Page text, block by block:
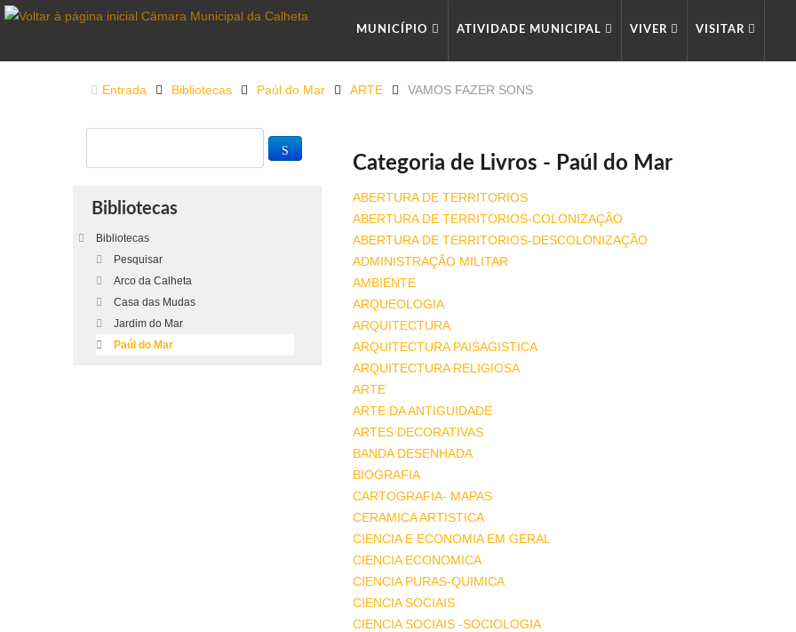
MUNICÍPIO ATIVIDADE MUNICIPAL VIVER VISITAR
Entrada Bibliotecas Paúl do Mar ARTE VAMOS FAZER SONS
Categoria de Livros - Paúl do Mar
ABERTURA DE TERRITORIOS
ABERTURA DE TERRITORIOS-COLONIZAÇÃO
ABERTURA DE TERRITORIOS-DESCOLONIZAÇÃO
ADMINISTRAÇÃO MILITAR
AMBIENTE
ARQUEOLOGIA
ARQUITECTURA
ARQUITECTURA PAISAGISTICA
ARQUITECTURA RELIGIOSA
ARTE
ARTE DA ANTIGUIDADE
ARTES DECORATIVAS
BANDA DESENHADA
BIOGRAFIA
CARTOGRAFIA- MAPAS
CERAMICA ARTISTICA
CIENCIA E ECONOMIA EM GERAL
CIENCIA ECONOMICA
CIENCIA PURAS-QUIMICA
CIENCIA SOCIAIS
CIENCIA SOCIAIS -SOCIOLOGIA
Bibliotecas
Bibliotecas
Pesquisar
Arco da Calheta
Casa das Mudas
Jardim do Mar
Paúl do Mar